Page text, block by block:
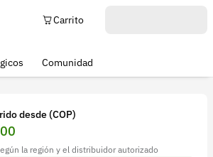
Carrito
Comunidad
desde (COP)
la región y el distribuidor autorizado